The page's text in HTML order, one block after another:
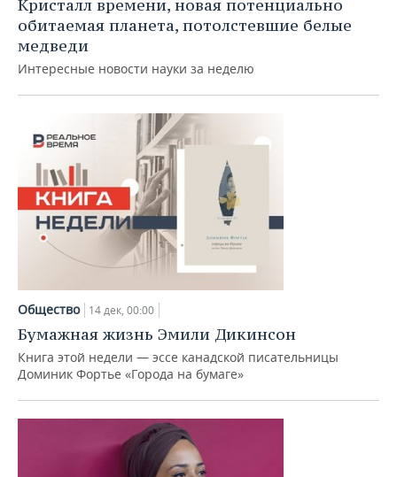
Кристалл времени, новая потенциально
обитаемая планета, потолстевшие белые
медведи
Интересные новости науки за неделю
Общество 14 дек, 00:00
Бумажная жизнь Эмили Дикинсон
Книга этой недели — эссе канадской писательницы
Доминик Фортье «Города на бумаге»